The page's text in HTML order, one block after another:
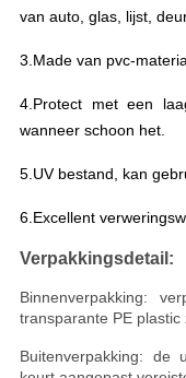
van auto, glas, lijst,
3.Made van pvc-
4.Protect met een
wanneer schoon het.
5.UV bestand, kan
6.Excellent
Verpakkingsdetail:
Binnenverpakking:
transparante PE
Buitenverpakking: de